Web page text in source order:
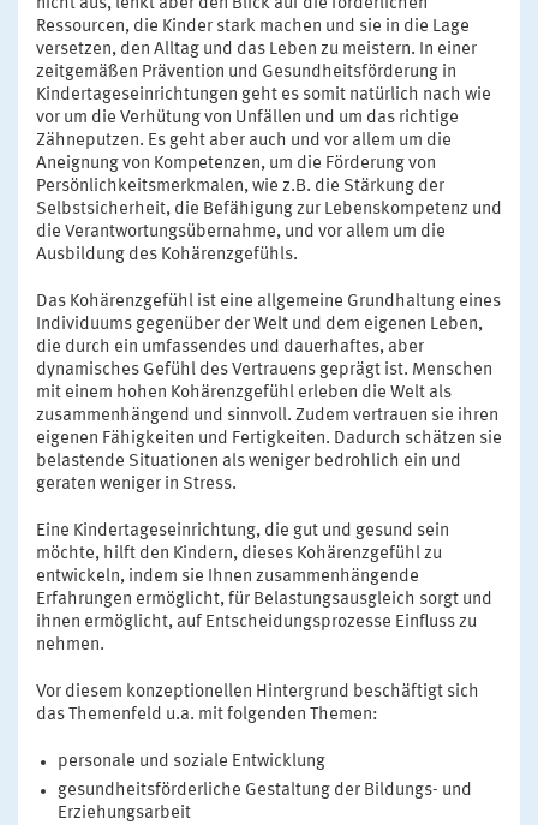
nicht aus, lenkt aber den Blick auf die förderlichen
Ressourcen, die Kinder stark machen und sie in die Lage
versetzen, den Alltag und das Leben zu meistern. In einer
zeitgemäßen Prävention und Gesundheitsförderung in
Kindertageseinrichtungen geht es somit natürlich nach wie
vor um die Verhütung von Unfällen und um das richtige
Zähneputzen. Es geht aber auch und vor allem um die
Aneignung von Kompetenzen, um die Förderung von
Persönlichkeitsmerkmalen, wie z.B. die Stärkung der
Selbstsicherheit, die Befähigung zur Lebenskompetenz und
die Verantwortungsübernahme, und vor allem um die
Ausbildung des Kohärenzgefühls.
Das Kohärenzgefühl ist eine allgemeine Grundhaltung eines
Individuums gegenüber der Welt und dem eigenen Leben,
die durch ein umfassendes und dauerhaftes, aber
dynamisches Gefühl des Vertrauens geprägt ist. Menschen
mit einem hohen Kohärenzgefühl erleben die Welt als
zusammenhängend und sinnvoll. Zudem vertrauen sie ihren
eigenen Fähigkeiten und Fertigkeiten. Dadurch schätzen sie
belastende Situationen als weniger bedrohlich ein und
geraten weniger in Stress.
Eine Kindertageseinrichtung, die gut und gesund sein
möchte, hilft den Kindern, dieses Kohärenzgefühl zu
entwickeln, indem sie Ihnen zusammenhängende
Erfahrungen ermöglicht, für Belastungsausgleich sorgt und
ihnen ermöglicht, auf Entscheidungsprozesse Einfluss zu
nehmen.
Vor diesem konzeptionellen Hintergrund beschäftigt sich
das Themenfeld u.a. mit folgenden Themen:
personale und soziale Entwicklung
gesundheitsförderliche Gestaltung der Bildungs- und
Erziehungsarbeit